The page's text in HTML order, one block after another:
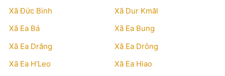
Xã Đức Bình
Xã Dur Kmăl
Xã Ea Bá
Xã Ea Bung
Xã Ea Drăng
Xã Ea Drông
Xã Ea H'Leo
Xã Ea Hiao